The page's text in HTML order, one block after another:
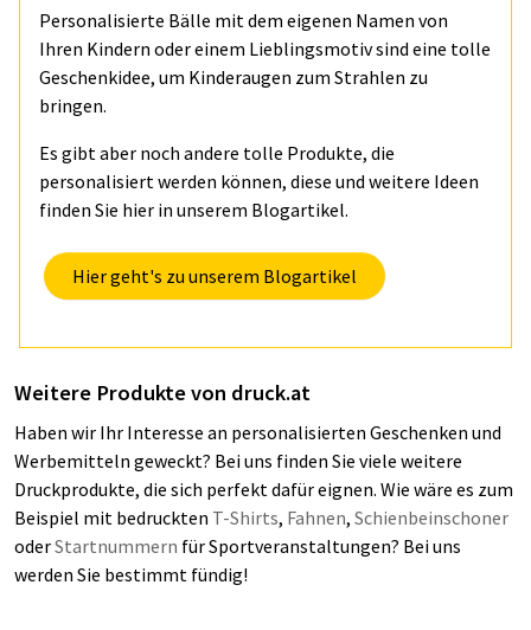
Personalisierte Bälle mit dem eigenen Namen von
Ihren Kindern oder einem Lieblingsmotiv sind eine tolle
Geschenkidee, um Kinderaugen zum Strahlen zu
bringen.
Es gibt aber noch andere tolle Produkte, die
personalisiert werden können, diese und weitere Ideen
finden Sie hier in unserem Blogartikel.
Hier geht's zu unserem Blogartikel
Weitere Produkte von druck.at
Haben wir Ihr Interesse an personalisierten Geschenken und
Werbemitteln geweckt? Bei uns finden Sie viele weitere
Druckprodukte, die sich perfekt dafür eignen. Wie wäre es zum
Beispiel mit bedruckten T-Shirts, Fahnen, Schienbeinschoner
oderStartnummern für Sportveranstaltungen? Bei uns
werden Sie bestimmt fündig!